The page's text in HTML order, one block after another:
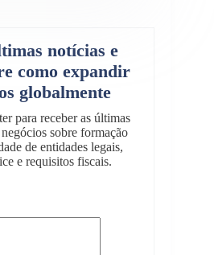
notícias e
como expandir
globalmente
para receber as últimas
sobre formação
de entidades legais,
e requisitos fiscais.